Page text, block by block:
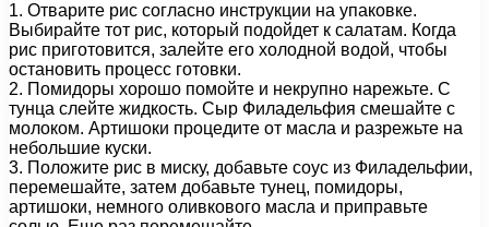
1. Отварите рис согласно инструкции на упаковке.
Выбирайте тот рис, который подойдет к салатам. Когда
рис приготовится, залейте его холодной водой, чтобы
остановить процесс готовки.
2. Помидоры хорошо помойте и некрупно нарежьте. С
тунца слейте жидкость. Сыр Филадельфия смешайте с
молоком. Артишоки процедите от масла и разрежьте на
небольшие куски.
3. Положите рис в миску, добавьте соус из Филадельфии,
перемешайте, затем добавьте тунец, помидоры,
артишоки, немного оливкового масла и приправьте